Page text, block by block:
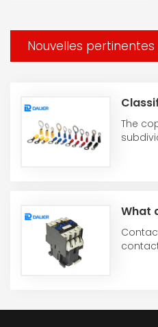
Nouvelles pertinentes
The